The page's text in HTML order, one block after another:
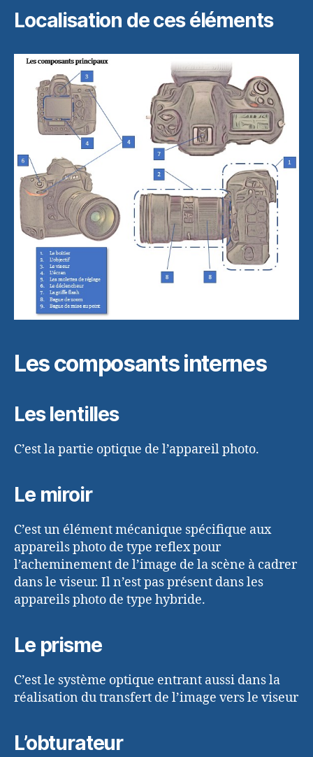
Localisation de ces éléments
Les composants internes
Les lentilles
C’est la partie optique de l’appareil photo.
Le miroir
C’est un élément mécanique spécifique aux
appareils photo de type reflex pour
l’acheminement de l’image de la scène à cadrer
dans le viseur. Il n’est pas présent dans les
appareils photo de type hybride.
Le prisme
C’est le système optique entrant aussi dans la
réalisation du transfert de l’image vers le viseur
L’obturateur